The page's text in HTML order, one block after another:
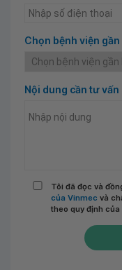
Chọn bệnh viện
Nội dung cần tư vấn
Tôi đã đọc và
của Vinmec và
theo quy định của